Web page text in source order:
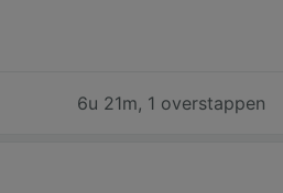
6u 21m, 1 overstappen